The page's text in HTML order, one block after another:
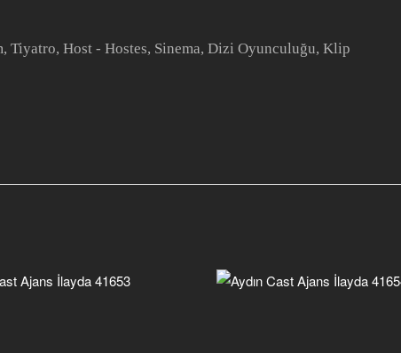
Tiyatro, Host - Hostes, Sinema, Dizi Oyunculuğu, Klip